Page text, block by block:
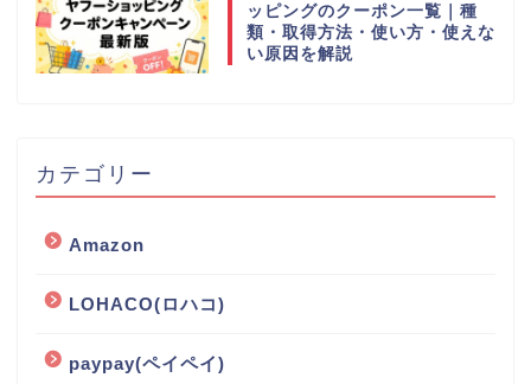
ッピングのクーポン一覧｜種
類・取得方法・使い方・使えな
い原因を解説
カテゴリー
Amazon
LOHACO(ロハコ)
paypay(ペイペイ)